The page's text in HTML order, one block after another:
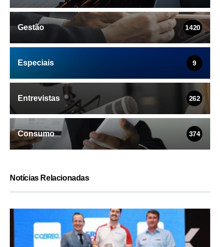
Gestão 1420
Especiais 9
Entrevistas 262
Consumo 374
Notícias Relacionadas